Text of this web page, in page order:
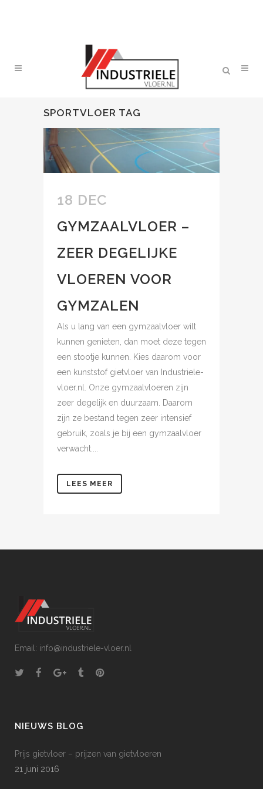
SPORTVLOER TAG
18 DEC
GYMZAALVLOER –
ZEER DEGELIJKE
VLOEREN VOOR
GYMZALEN
Als u lang van een gymzaalvloer wilt
kunnen genieten, dan moet deze tegen
een stootje kunnen. Kies daarom voor
een kunststof gietvloer van Industriele-
vloer.nl. Onze gymzaalvloeren zijn
zeer degelijk en duurzaam. Daarom
zijn ze bestand tegen zeer intensief
gebruik, zoals je bij een gymzaalvloer
verwacht....
LEES MEER
Email: info@industriele-vloer.nl
NIEUWS BLOG
Prijs gietvloer – prijzen van gietvloeren
21 juni 2016